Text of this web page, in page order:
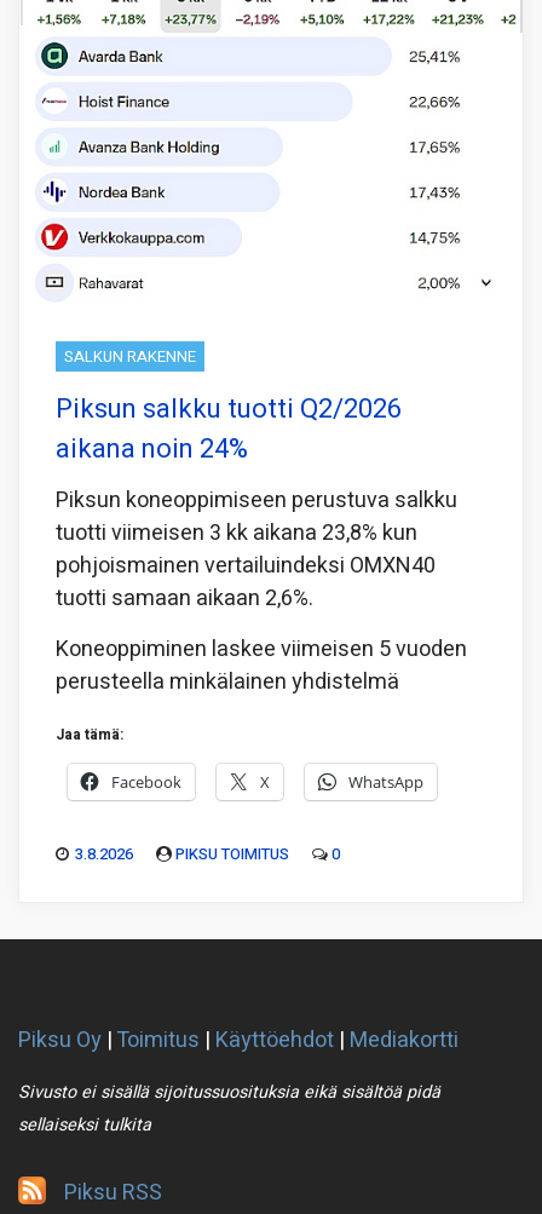
SALKUN RAKENNE
Piksun salkku tuotti Q2/2026
aikana noin 24%
Piksun koneoppimiseen perustuva salkku
tuotti viimeisen 3 kk aikana 23,8% kun
pohjoismainen vertailuindeksi OMXN40
tuotti samaan aikaan 2,6%.
Koneoppiminen laskee viimeisen 5 vuoden
perusteella minkälainen yhdistelmä
Jaa tämä:
Facebook X WhatsApp
3.8.2026 PIKSU TOIMITUS 0
Piksu Oy |Toimitus | Käyttöehdot | Mediakortti
Sivusto ei sisällä sijoitussuosituksia eikä sisältöä pidä
sellaiseksi tulkita
Piksu RSS